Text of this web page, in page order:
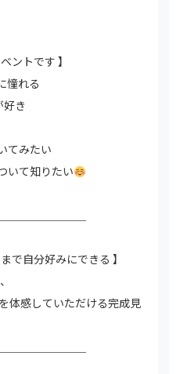
ントです 】
憧れる
き
てみたい
て知りたい
で自分好みにできる 】
体感していただける完成見